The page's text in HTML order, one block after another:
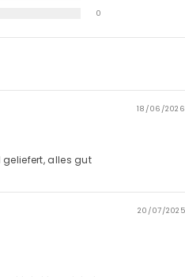
0
18/06/2026
geliefert, alles gut
20/07/2025